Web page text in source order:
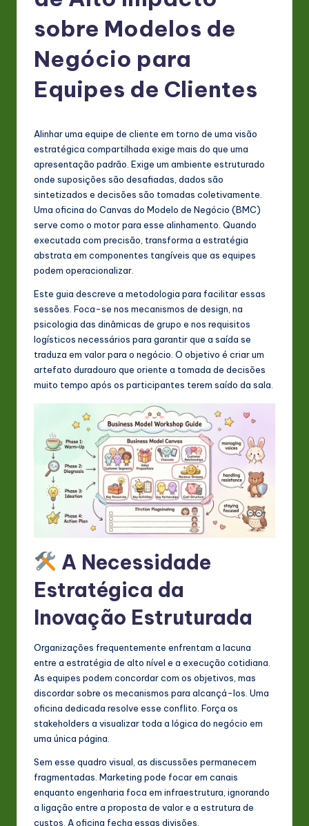
rt
L
in
A
In
o
ti
sobre Modelos de
Negócio para
Equipes de Clientes
Alinhar uma equipe de cliente em torno de uma visão
estratégica compartilhada exige mais do que uma
apresentação padrão. Exige um ambiente estruturado
onde suposições são desafiadas, dados são
sintetizados e decisões são tomadas coletivamente.
Uma oficina do Canvas do Modelo de Negócio (BMC)
serve como o motor para esse alinhamento. Quando
executada com precisão, transforma a estratégia
abstrata em componentes tangíveis que as equipes
podem operacionalizar.
Este guia descreve a metodologia para facilitar essas
sessões. Foca-se nos mecanismos de design, na
psicologia das dinâmicas de grupo e nos requisitos
logísticos necessários para garantir que a saída se
traduza em valor para o negócio. O objetivo é criar um
artefato duradouro que oriente a tomada de decisões
muito tempo após os participantes terem saído da sala.
A Necessidade
Estratégica da
Inovação Estruturada
Organizações frequentemente enfrentam a lacuna
entre a estratégia de alto nível e a execução cotidiana.
As equipes podem concordar com os objetivos, mas
discordar sobre os mecanismos para alcançá-los. Uma
oficina dedicada resolve esse conflito. Força os
stakeholders a visualizar toda a lógica do negócio em
uma única página.
Sem esse quadro visual, as discussões permanecem
fragmentadas. Marketing pode focar em canais
enquanto engenharia foca em infraestrutura, ignorando
a ligação entre a proposta de valor e a estrutura de
custos. A oficina fecha essas divisões.